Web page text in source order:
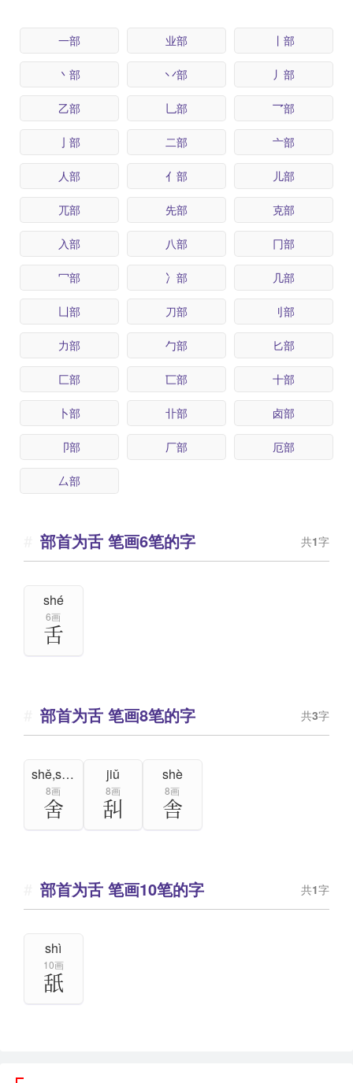
一部 业部 丨部
丶部 丷部 丿部
乙部 乚部 乛部
亅部 二部 亠部
人部 亻部 儿部
兀部 先部 克部
入部 八部 冂部
冖部 冫部 几部
凵部 刀部 刂部
力部 勹部 匕部
匚部 匸部 十部
卜部 卝部 卤部
卩部 厂部 厄部
厶部
部首为舌 笔画6笔的字 共1字
shé
6画
舌
部首为舌 笔画8笔的字 共3字
shě,shè
8画
舍
jiǔ
8画
舏
shè
8画
舎
部首为舌 笔画10笔的字 共1字
shì
10画
舐